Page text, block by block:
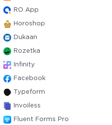
RO App
Horoshop
Dukaan
Rozetka
Infinity
Facebook
Typeform
Invoiless
Fluent Forms Pro